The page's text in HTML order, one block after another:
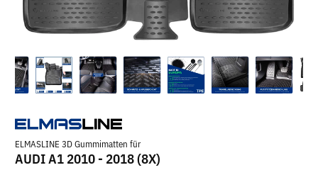
ELMASLINE 3D Gummimatten für
AUDI A1 2010 - 2018 (8X)